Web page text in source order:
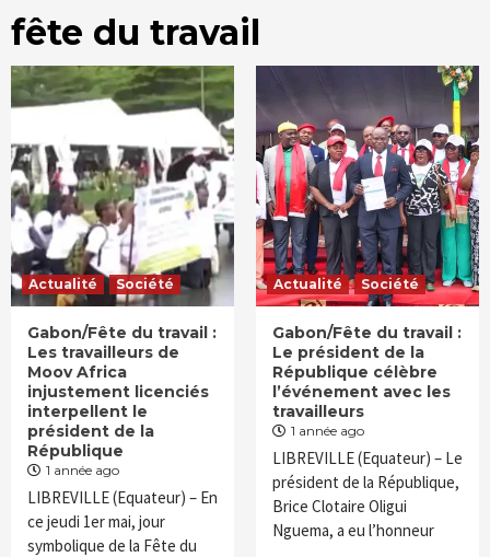
fête du travail
Actualité Société
Gabon/Fête du travail :
Les travailleurs de
Moov Africa
injustement licenciés
interpellent le
président de la
République
1 année ago
LIBREVILLE (Equateur) – En
ce jeudi 1er mai, jour
symbolique de la Fête du
Actualité Société
Gabon/Fête du travail :
Le président de la
République célèbre
l’événement avec les
travailleurs
1 année ago
LIBREVILLE (Equateur) – Le
président de la République,
Brice Clotaire Oligui
Nguema, a eu l’honneur